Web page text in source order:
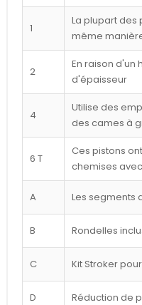
1
La plupart des
même
2
En raison d'un
d'épaisseur
4
Utilise des
des cames à
6 T
Ces pistons
chemises
A Les segments
B Rondelles
C Kit Stroker
D Réduction de